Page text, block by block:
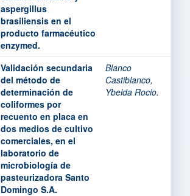
aspergillus
brasiliensis en el
producto farmacéutico
enzymed.
Validación secundaria
del método de
determinación de
coliformes por
recuento en placa en
dos medios de cultivo
comerciales, en el
laboratorio de
microbiología de
pasteurizadora Santo
Domingo S.A.
Blanco
Castiblanco,
Ybelda Rocio.